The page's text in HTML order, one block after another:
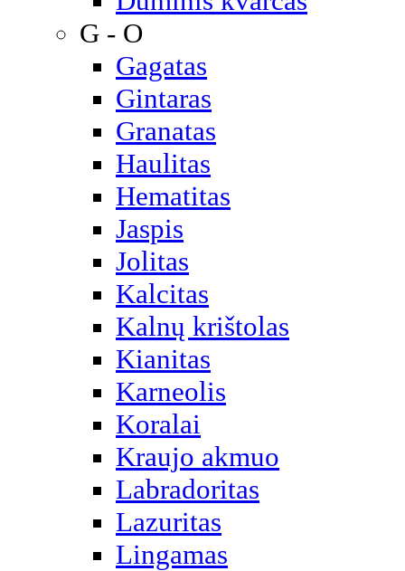
G - O
Gagatas
Gintaras
Granatas
Haulitas
Hematitas
Jaspis
Jolitas
Kalcitas
Kalnų krištolas
Kianitas
Karneolis
Koralai
Kraujo akmuo
Labradoritas
Lazuritas
Lingamas